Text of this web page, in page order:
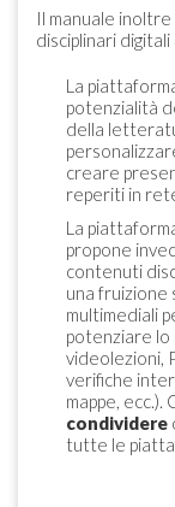
Il manuale
disciplinari
La
potenzialità
della
creare
reperiti in
La
propone
contenuti
una fruizione
multimediali
potenziare
videolezioni,
verifiche
mappe, ecc.).
condividere
tutte le